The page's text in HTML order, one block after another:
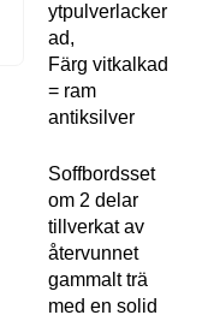
ytpulverlacker
ad,
Färg vitkalkad
= ram
antiksilver
Soffbordsset
om 2 delar
tillverkat av
återvunnet
gammalt trä
med en solid